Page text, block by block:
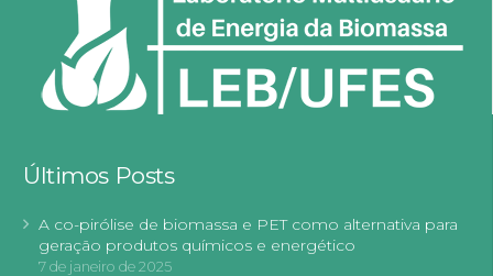
Últimos Posts
A co-pirólise de biomassa e PET como alternativa para
geração produtos químicos e energético
7 de janeiro de 2025